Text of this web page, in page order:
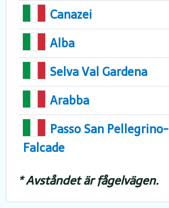
Canazei
Alba
Selva Val Gardena
Arabba
Passo San Pellegrino-
Falcade
* Avståndet är fågelvägen.